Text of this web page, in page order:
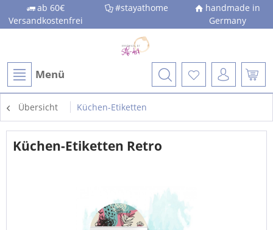
ab 60€
Versandkostenfrei
#stayathome
handmade in
Germany
Menü
Übersicht Küchen-Etiketten
Küchen-Etiketten Retro